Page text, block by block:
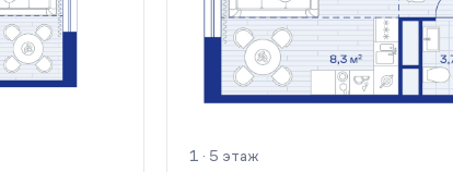
1 · 5 этаж